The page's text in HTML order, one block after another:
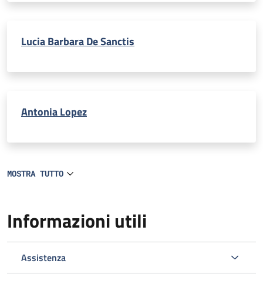
Lucia Barbara De Sanctis
Antonia Lopez
MOSTRA TUTTO
Informazioni utili
Assistenza